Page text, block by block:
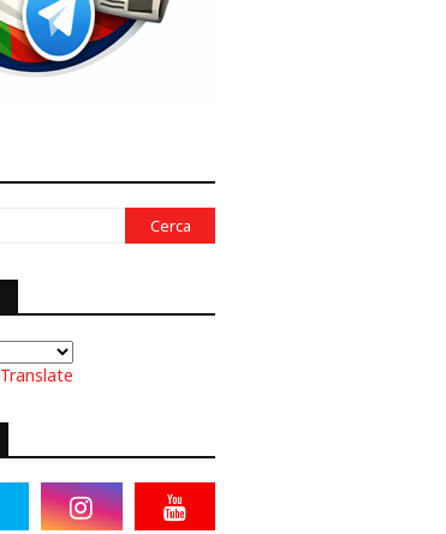
Translate